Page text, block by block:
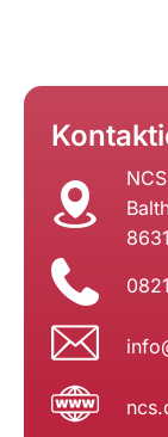
i